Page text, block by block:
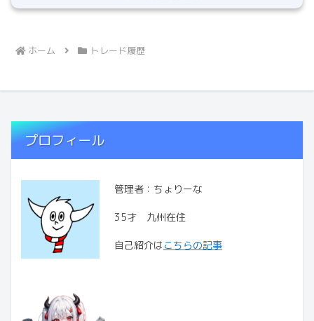
ホーム トレード履歴
プロフィール
管理者：ちょりーな
35才 九州在住
自己紹介はこちらの記事